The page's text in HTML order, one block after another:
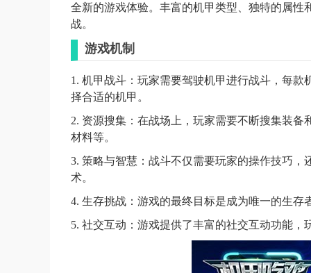
全新的游戏体验。丰富的机甲类型、独特的属
战。
游戏机制
1. 机甲战斗：玩家需要驾驶机甲进行战斗，每
择合适的机甲。
2. 资源搜集：在战场上，玩家需要不断搜集装
材料等。
3. 策略与智慧：战斗不仅需要玩家的操作技巧
术。
4. 生存挑战：游戏的最终目标是成为唯一的生
5. 社交互动：游戏提供了丰富的社交互动功能